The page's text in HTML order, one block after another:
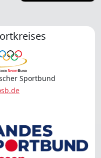
Sportbund